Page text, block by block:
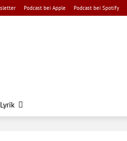
Podcast bei Apple Podcast bei Spotify